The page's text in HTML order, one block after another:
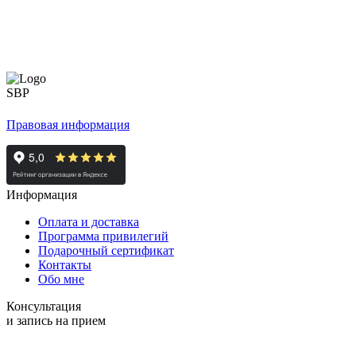
Правовая информация
Информация
Оплата и доставка
Программа привилегий
Подарочный сертификат
Контакты
Обо мне
Консультация
и запись на прием